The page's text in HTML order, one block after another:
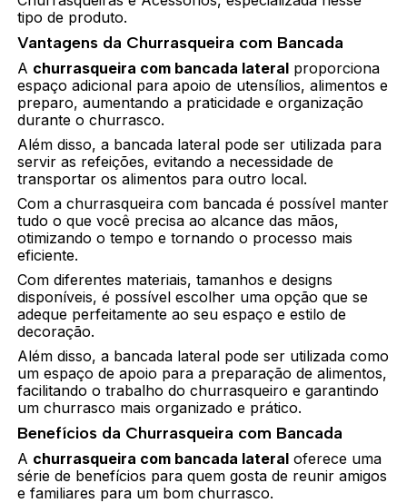
tipo de produto.
Vantagens da Churrasqueira com Bancada
A churrasqueira com bancada lateral proporciona
espaço adicional para apoio de utensílios, alimentos e
preparo, aumentando a praticidade e organização
durante o churrasco.
Além disso, a bancada lateral pode ser utilizada para
servir as refeições, evitando a necessidade de
transportar os alimentos para outro local.
Com a churrasqueira com bancada é possível manter
tudo o que você precisa ao alcance das mãos,
otimizando o tempo e tornando o processo mais
eficiente.
Com diferentes materiais, tamanhos e designs
disponíveis, é possível escolher uma opção que se
adeque perfeitamente ao seu espaço e estilo de
decoração.
Além disso, a bancada lateral pode ser utilizada como
um espaço de apoio para a preparação de alimentos,
facilitando o trabalho do churrasqueiro e garantindo
um churrasco mais organizado e prático.
Benefícios da Churrasqueira com Bancada
A churrasqueira com bancada lateral oferece uma
série de benefícios para quem gosta de reunir amigos
e familiares para um bom churrasco.